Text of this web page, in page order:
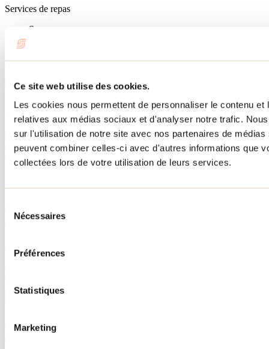
Ce site web utilise des cookies.
Les cookies nous permettent de personnaliser le contenu
relatives aux médias sociaux et d'analyser notre trafic.
sur l'utilisation de notre site avec nos partenaires de
peuvent combiner celles-ci avec d'autres informations que
collectées lors de votre utilisation de leurs services.
Nécessaires
Préférences
Statistiques
Marketing
Services de repas
Souper
Site Web
Cette entreprise est certifiée Goûtez Lanaudière!
L'Albatros, brasserie artisanale
2928, chemin Sainte-Marie
Mascouche, QC J7K 1N7
450 474-0033
info@lalbatrosbrasserieartisanale.com
Facebook
à visiter dans la région
une diversité de saveurs qui mettent en valeur son terroir unique.
Itinéraire pour découvrir Terrebonne et Mascouche
cet été